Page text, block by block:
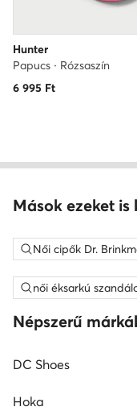
Hunter
Papucs · Rózsaszín
6 995 Ft
Mások ezeket is
Női cipők Dr.
női éksarkú
Népszerű
DC Shoes
Hoka